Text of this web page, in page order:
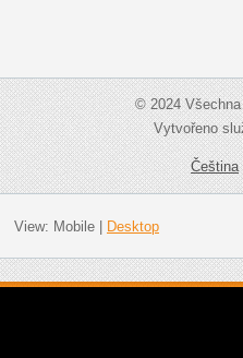
© 2024
Vytvořeno
Čeština
View: Mobile| Desktop